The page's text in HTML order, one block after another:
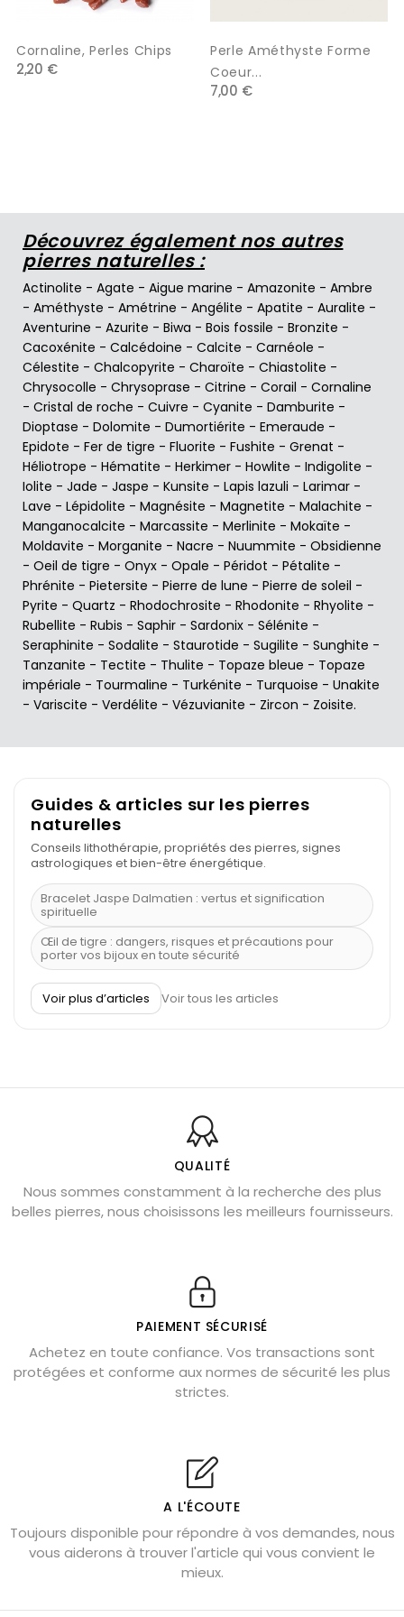
Cornaline, Perles Chips
2,20 €
Perle Améthyste Forme
Coeur...
7,00 €
Découvrez également nos autres
pierres naturelles :
Actinolite - Agate - Aigue marine - Amazonite - Ambre
- Améthyste - Amétrine - Angélite - Apatite - Auralite -
Aventurine - Azurite - Biwa - Bois fossile - Bronzite -
Cacoxénite - Calcédoine - Calcite - Carnéole -
Célestite - Chalcopyrite - Charoïte - Chiastolite -
Chrysocolle - Chrysoprase - Citrine - Corail - Cornaline
- Cristal de roche - Cuivre - Cyanite - Damburite -
Dioptase - Dolomite - Dumortiérite - Emeraude -
Epidote - Fer de tigre - Fluorite - Fushite - Grenat -
Héliotrope - Hématite - Herkimer - Howlite - Indigolite -
Iolite - Jade - Jaspe - Kunsite - Lapis lazuli - Larimar -
Lave - Lépidolite - Magnésite - Magnetite - Malachite -
Manganocalcite - Marcassite - Merlinite - Mokaïte -
Moldavite - Morganite - Nacre - Nuummite - Obsidienne
- Oeil de tigre - Onyx - Opale - Péridot - Pétalite -
Phrénite - Pietersite - Pierre de lune - Pierre de soleil -
Pyrite - Quartz - Rhodochrosite - Rhodonite - Rhyolite -
Rubellite - Rubis - Saphir - Sardonix - Sélénite -
Seraphinite - Sodalite - Staurotide - Sugilite - Sunghite -
Tanzanite - Tectite - Thulite - Topaze bleue - Topaze
impériale - Tourmaline - Turkénite - Turquoise - Unakite
- Variscite - Verdélite - Vézuvianite - Zircon - Zoisite.
Guides & articles sur les pierres
naturelles
Conseils lithothérapie, propriétés des pierres, signes
astrologiques et bien-être énergétique.
Bracelet Jaspe Dalmatien : vertus et signification
spirituelle
Œil de tigre : dangers, risques et précautions pour
porter vos bijoux en toute sécurité
À quel poignet porter un bracelet de pierre
Découvrez le scorpion et ses pierres
Bienfaits de la sélénite – pierre des anges
L’améthyste est-elle faite pour moi ?
Chrysocolle : pierre apaisante
Obsidienne dorée : vertus et signification
Véritable citrine naturelle non chauffée
Où placer la citrine dans la maison
Cornaline : propriétés magiques
Capricorne : quelles pierres choisir
Shungite : purification et protection
Bagues en labradorite argent 925
Lapis lazuli : propriétés et précautions
Citrine : propriétés magiques
Aigue-marine : propriétés et couleurs
Voir plus d’articles Voir tous les articles
QUALITÉ
Nous sommes constamment à la recherche des plus
belles pierres, nous choisissons les meilleurs fournisseurs.
PAIEMENT SÉCURISÉ
Achetez en toute confiance. Vos transactions sont
protégées et conforme aux normes de sécurité les plus
strictes.
A L'ÉCOUTE
Toujours disponible pour répondre à vos demandes, nous
vous aiderons à trouver l'article qui vous convient le
mieux.